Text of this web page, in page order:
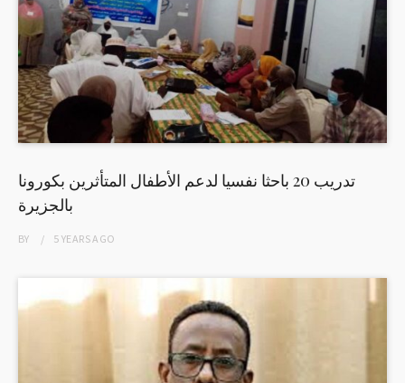
تدريب 20 باحثا نفسيا لدعم الأطفال المتأثرين بكورونا
بالجزيرة
BY 5 YEARSAGO